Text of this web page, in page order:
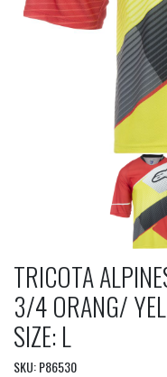
TRICOTA
3/4 ORANG/
SIZE: L
SKU: P86530